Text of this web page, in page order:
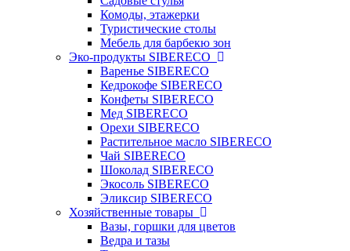
Комоды, этажерки
Туристические столы
Мебель для барбекю зон
Эко-продукты SIBERECO
Варенье SIBERECO
Кедрокофе SIBERECO
Конфеты SIBERECO
Мед SIBERECO
Орехи SIBERECO
Растительное масло SIBERECO
Чай SIBERECO
Шоколад SIBERECO
Экосоль SIBERECO
Эликсир SIBERECO
Хозяйственные товары
Вазы, горшки для цветов
Ведра и тазы